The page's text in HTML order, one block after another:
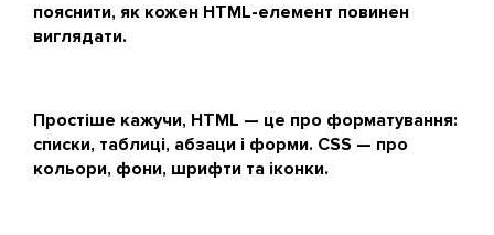
пояснити, як кожен HTML-елемент повинен
виглядати.
Простіше кажучи, HTML — це про форматування:
списки, таблиці, абзаци і форми. CSS — про
кольори, фони, шрифти та іконки.